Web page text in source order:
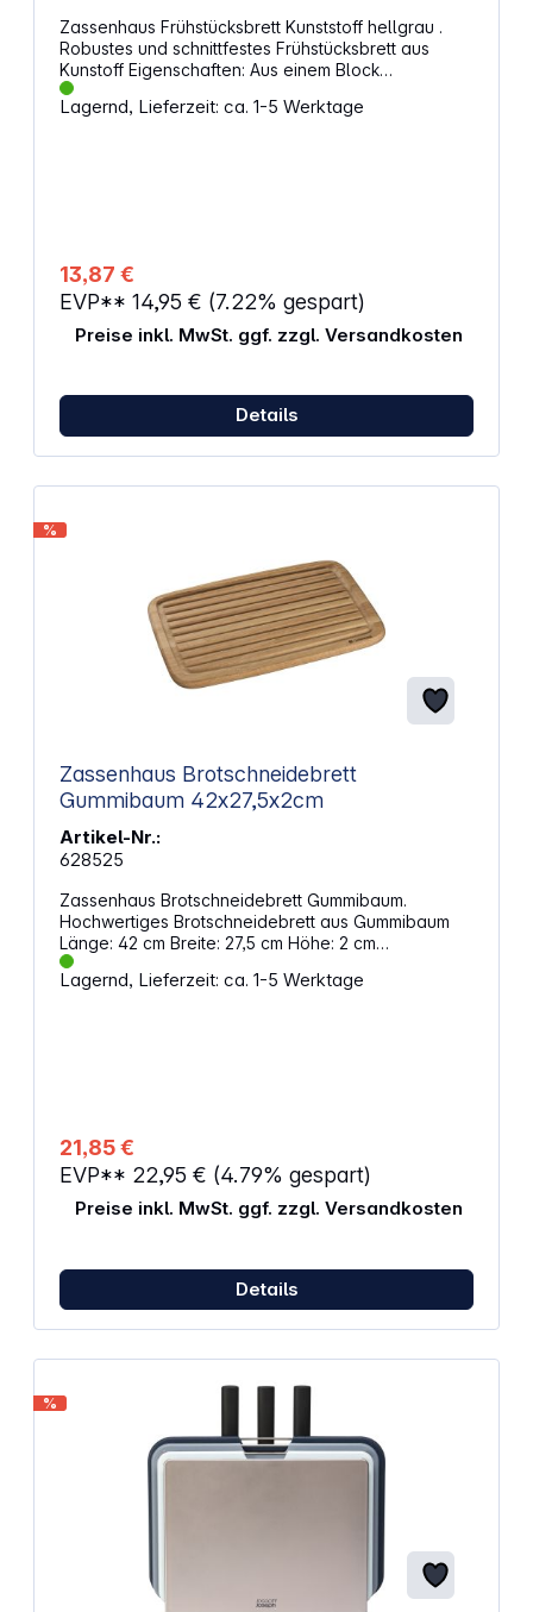
Zassenhaus Frühstücksbrett Kunststoff hellgrau .
Robustes und schnittfestes Frühstücksbrett aus
Kunstoff Eigenschaften: Aus einem Block
geschnitten Geruchs- und geschmacksneutral
Spülmaschinenfest Länge: 25 cm Breite: 16 cm
Lagernd, Lieferzeit: ca. 1-5 Werktage
13,87 €
EVP** 14,95 € (7.22% gespart)
Preise inkl. MwSt. ggf. zzgl. Versandkosten
Details
%
Zassenhaus Brotschneidebrett
Gummibaum 42x27,5x2cm
Artikel-Nr.:
628525
Zassenhaus Brotschneidebrett Gummibaum.
Hochwertiges Brotschneidebrett aus Gummibaum
Länge: 42 cm Breite: 27,5 cm Höhe: 2 cm
Lagernd, Lieferzeit: ca. 1-5 Werktage
21,85 €
EVP** 22,95 € (4.79% gespart)
Preise inkl. MwSt. ggf. zzgl. Versandkosten
Details
%